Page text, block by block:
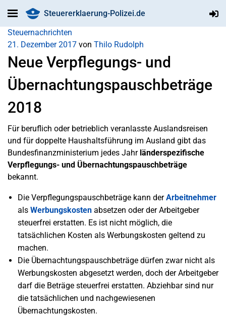
Steuererklaerung-Polizei.de
Steuernachrichten
21. Dezember 2017 von Thilo Rudolph
Neue Verpflegungs- und
Übernachtungspauschbeträge
2018
Für beruflich oder betrieblich veranlasste Auslandsreisen
und für doppelte Haushaltsführung im Ausland gibt das
Bundesfinanzministerium jedes Jahrländerspezifische
Verpflegungs- und Übernachtungspauschbeträge
bekannt.
Die Verpflegungspauschbeträge kann derArbeitnehmer
als Werbungskosten absetzen oder der Arbeitgeber
steuerfrei erstatten. Es ist nicht möglich, die
tatsächlichen Kosten als Werbungskosten geltend zu
machen.
Die Übernachtungspauschbeträge dürfen zwar nicht als
Werbungskosten abgesetzt werden, doch der Arbeitgeber
darf die Beträge steuerfrei erstatten. Abziehbar sind nur
die tatsächlichen und nachgewiesenen
Übernachtungskosten.